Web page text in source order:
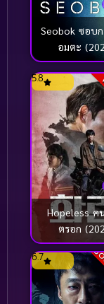
Seobok ซอบ
อมตะ
5.8
Hopeless ค
ตรอก
6.7